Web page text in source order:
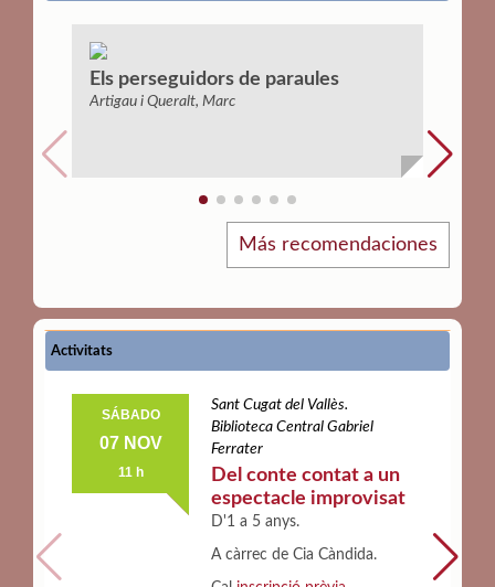
Els perseguidors de paraules
Artigau i Queralt, Marc
Más recomendaciones
Activitats
SÁBADO
07 NOV
11 h
Sant Cugat del Vallès.
Biblioteca Central Gabriel
Ferrater
Del conte contat a un
espectacle improvisat
D'1 a 5 anys.
A càrrec de Cia Càndida.